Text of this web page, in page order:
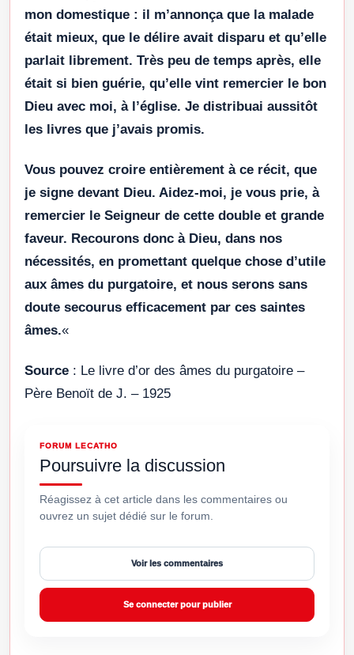
mon domestique : il m’annonça que la malade
était mieux, que le délire avait disparu et qu’elle
parlait librement. Très peu de temps après, elle
était si bien guérie, qu’elle vint remercier le bon
Dieu avec moi, à l’église. Je distribuai aussitôt
les livres que j’avais promis.
Vous pouvez croire entièrement à ce récit, que
je signe devant Dieu. Aidez-moi, je vous prie, à
remercier le Seigneur de cette double et grande
faveur. Recourons donc à Dieu, dans nos
nécessités, en promettant quelque chose d’utile
aux âmes du purgatoire, et nous serons sans
doute secourus efficacement par ces saintes
âmes.«
Source : Le livre d’or des âmes du purgatoire –
Père Benoït de J. – 1925
FORUM LECATHO
Poursuivre la discussion
Réagissez à cet article dans les commentaires ou
ouvrez un sujet dédié sur le forum.
Voir les commentaires
Se connecter pour publier